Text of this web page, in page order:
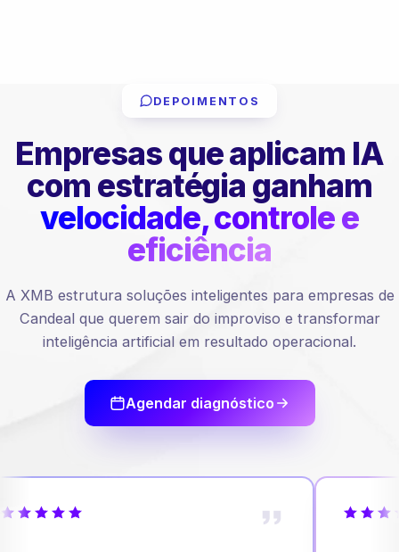
DEPOIMENTOS
Empresas que aplicam IA
com estratégia ganham
velocidade, controle e
eficiência
A XMB estrutura soluções inteligentes para empresas de
Candeal que querem sair do improviso e transformar
inteligência artificial em resultado operacional.
Agendar diagnóstico